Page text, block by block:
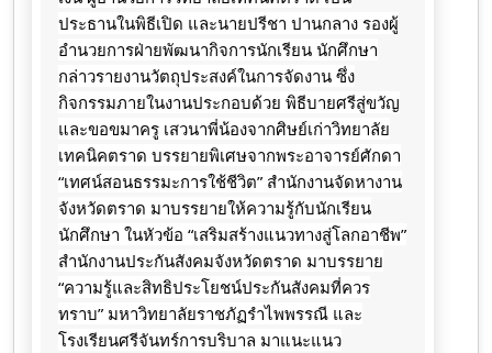
ประธานในพิธีเปิด และนายปรีชา ปานกลาง รองผู้
อำนวยการฝ่ายพัฒนากิจการนักเรียน นักศึกษา
กล่าวรายงานวัตถุประสงค์ในการจัดงาน ซึ่ง
กิจกรรมภายในงานประกอบด้วย พิธีบายศรีสู่ขวัญ
และขอขมาครู เสวนาพี่น้องจากศิษย์เก่าวิทยาลัย
เทคนิคตราด บรรยายพิเศษจากพระอาจารย์ศักดา
“เทศน์สอนธรรมะการใช้ชีวิต” สำนักงานจัดหางาน
จังหวัดตราด มาบรรยายให้ความรู้กับนักเรียน
นักศึกษา ในหัวข้อ “เสริมสร้างแนวทางสู่โลกอาชีพ”
สำนักงานประกันสังคมจังหวัดตราด มาบรรยาย
“ความรู้และสิทธิประโยชน์ประกันสังคมที่ควร
ทราบ” มหาวิทยาลัยราชภัฏรำไพพรรณี และ
โรงเรียนศรีจันทร์การบริบาล มาแนะแนว